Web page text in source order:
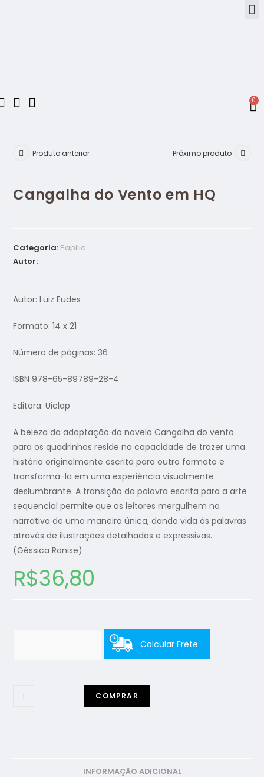
0
Produto anterior Próximo produto
Cangalha do Vento em HQ
Categoria: Papilio
Autor:
Autor: Luiz Eudes
Formato: 14 x 21
Número de páginas: 36
ISBN 978-65-89789-28-4
Editora: Uiclap
A beleza da adaptação da novela Cangalha do vento
para os quadrinhos reside na capacidade de trazer uma
história originalmente escrita para outro formato e
transformá-la em uma experiência visualmente
deslumbrante. A transição da palavra escrita para a arte
sequencial permite que os leitores mergulhem na
narrativa de uma maneira única, dando vida às palavras
através de ilustrações detalhadas e expressivas.
(Géssica Ronise)
R$36,80
Calcular Frete
COMPRAR
INFORMAÇÃO ADICIONAL